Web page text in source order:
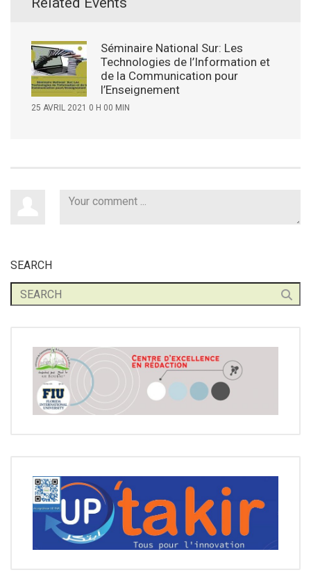
Séminaire National Sur: Les
Technologies de l’Information et
de la Communication pour
l’Enseignement
25 AVRIL 2021 0 H 00 MIN
SEARCH